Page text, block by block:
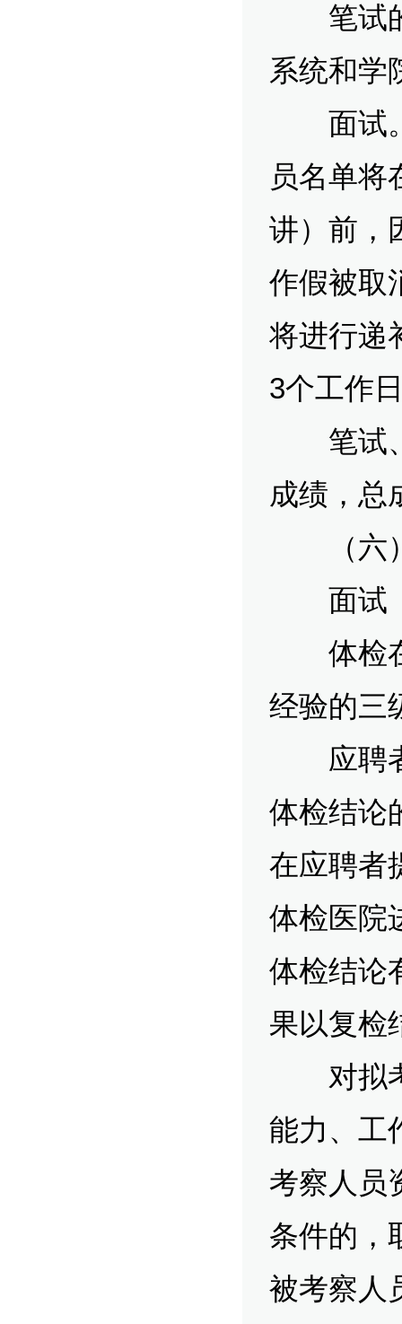
笔试的
系统和学
面试。
员名单将
讲）前，
作假被取
将进行递
3个工作
笔试、
成绩，总
（六）
面试（
体检在
经验的三
应聘者
体检结论
在应聘者
体检医院
体检结论
果以复检
对拟考
能力、工
考察人员
条件的，
被考察人